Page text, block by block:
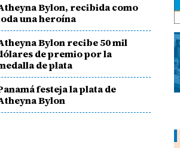
Bylon, recibida como
una heroína
Bylon recibe 50 mil
de premio por la
de plata
festeja la plata de
Bylon